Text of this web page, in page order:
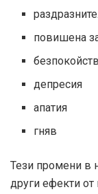
повишена
депресия
апатия
гняв
Тези промени в
други ефекти от